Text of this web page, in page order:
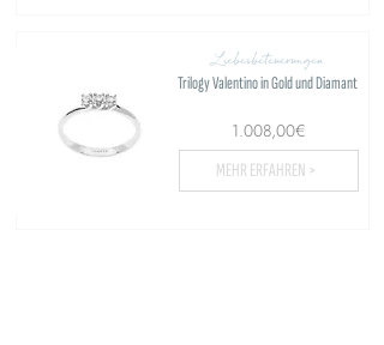
Liebesbeteuerungen
Trilogy Valentino in Gold und Diamant
1.008,00€
MEHR ERFAHREN >